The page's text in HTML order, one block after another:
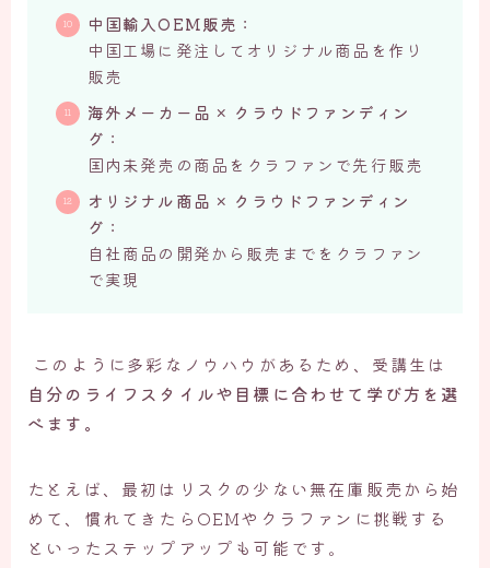
中国輸入OEM販売 ：
中国工場に発注してオリジナル商品を作り
販売
海外メーカー品 × クラウドファンディン
グ ：
国内未発売の商品をクラファンで先行販売
オリジナル商品 × クラウドファンディン
グ ：
自社商品の開発から販売までをクラファン
で実現
このように多彩なノウハウがあるため、受講生は
自分のライフスタイルや目標に合わせて学び方を選
べます。
たとえば、最初はリスクの少ない無在庫販売から始
めて、慣れてきたらOEMやクラファンに挑戦する
といったステップアップも可能です。